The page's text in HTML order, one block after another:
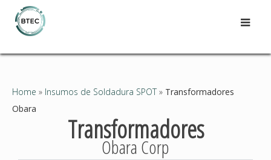
Home » Insumos de Soldadura SPOT » Transformadores
Obara
Transformadores
Obara Corp